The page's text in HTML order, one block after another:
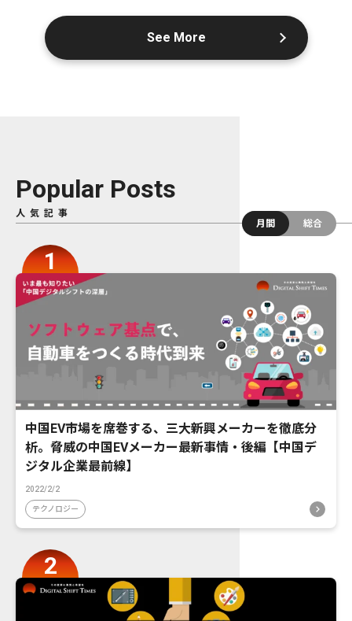
See More
Popular Posts
人気記事
月間
総合
中国EV市場を席巻する、三大新興メーカーを徹底分
析。脅威の中国EVメーカー最新事情・後編【中国デ
ジタル企業最前線】
2022/2/2
テクノロジー